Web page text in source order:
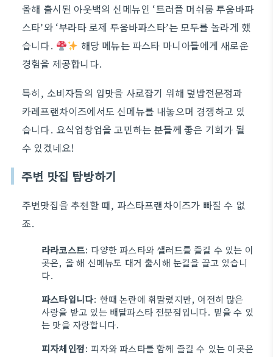
올해 출시된 아웃백의 신메뉴인 ‘트러플 머쉬룸 투움바파
스타’와 ‘부라타 로제 투움바파스타’는 모두를 놀라게 했
습니다.
해당 메뉴는 파스타 마니아들에게 새로운
경험을 제공합니다.
특히, 소비자들의 입맛을 사로잡기 위해 덮밥전문점과
카레프랜차이즈에서도 신메뉴를 내놓으며 경쟁하고 있
습니다. 요식업창업을 고민하는 분들께 좋은 기회가 될
수 있겠네요!
주변 맛집 탐방하기
주변맛집을 추천할 때, 파스타프랜차이즈가 빠질 수 없
죠.
라라코스트: 다양한 파스타와 샐러드를 즐길 수 있는 이
곳은, 올 해 신메뉴도 대거 출시해 눈길을 끌고 있습니
다.
파스타입니다: 한때 논란에 휘말렸지만, 여전히 많은
사랑을 받고 있는 배달파스타 전문점입니다. 믿을 수 있
는 맛을 자랑합니다.
피자체인점: 피자와 파스타를 함께 즐길 수 있는 이곳은